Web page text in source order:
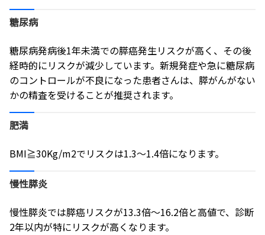
糖尿病
糖尿病発病後1年未満での膵癌発生リスクが高く、その後
経時的にリスクが減少しています。新規発症や急に糖尿病
のコントロールが不良になった患者さんは、膵がんがない
かの精査を受けることが推奨されます。
肥満
BMI≧30Kg/m2でリスクは1.3～1.4倍になります。
慢性膵炎
慢性膵炎では膵癌リスクが13.3倍～16.2倍と高値で、診断
2年以内が特にリスクが高くなります。